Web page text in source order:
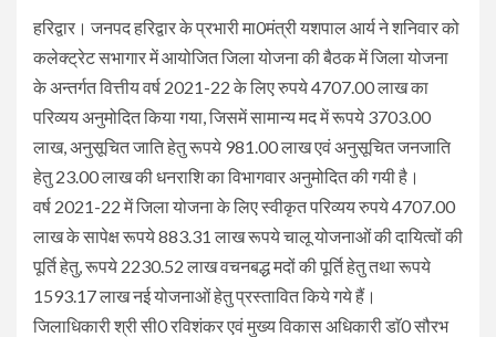
हरिद्वार। जनपद हरिद्वार के प्रभारी मा0मंत्री यशपाल आर्य ने शनिवार को
कलेक्ट्रेट सभागार में आयोजित जिला योजना की बैठक में जिला योजना
के अन्तर्गत वित्तीय वर्ष 2021-22 के लिए रुपये 4707.00 लाख का
परिव्यय अनुमोदित किया गया, जिसमें सामान्य मद में रूपये 3703.00
लाख, अनुसूचित जाति हेतु रूपये 981.00 लाख एवं अनुसूचित जनजाति
हेतु 23.00 लाख की धनराशि का विभागवार अनुमोदित की गयी है।
वर्ष 2021-22 में जिला योजना के लिए स्वीकृत परिव्यय रुपये 4707.00
लाख के सापेक्ष रूपये 883.31 लाख रूपये चालू योजनाओं की दायित्वों की
पूर्ति हेतु, रूपये 2230.52 लाख वचनबद्ध मदों की पूर्ति हेतु तथा रूपये
1593.17 लाख नई योजनाओं हेतु प्रस्तावित किये गये हैं।
जिलाधिकारी श्री सी0 रविशंकर एवं मुख्य विकास अधिकारी डाॅ0 सौरभ